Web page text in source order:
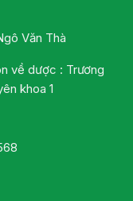
Văn Thà
về dược : Trương
khoa 1